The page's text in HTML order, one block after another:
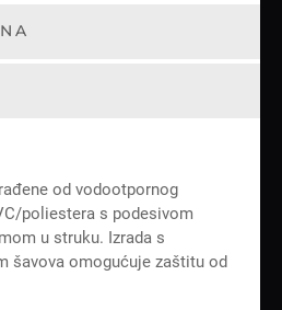
od vodootpornog
poliestera s podesivom
u struku. Izrada s
šavova omogućuje zaštitu od